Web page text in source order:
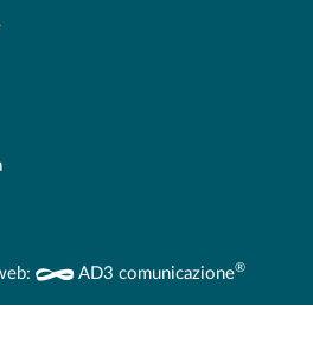
AD3 comunicazione®